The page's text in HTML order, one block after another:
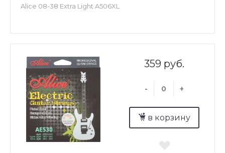
Alice 08-38 Extra Light A506XL
359 руб.
- +
в корзину